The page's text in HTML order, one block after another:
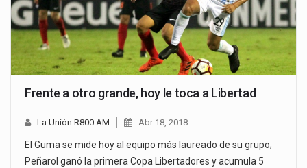
Frente a otro grande, hoy le toca a Libertad
La Unión R800 AM Abr 18, 2018
El Guma se mide hoy al equipo más laureado de su grupo;
Peñarol ganó la primera Copa Libertadores y acumula 5